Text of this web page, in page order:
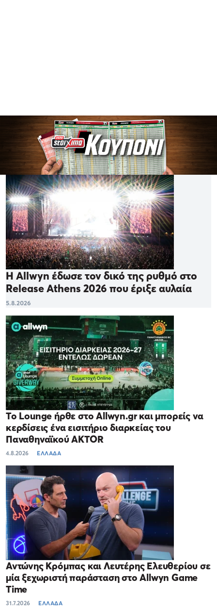
Η Allwyn έδωσε τον δικό της ρυθμό στο
Release Athens 2026 που έριξε αυλαία
5.8.2026
Το Lounge ήρθε στο Allwyn.gr και μπορείς να
κερδίσεις ένα εισιτήριο διαρκείας του
Παναθηναϊκού AKTOR
4.8.2026 ΕΛΛΑΔΑ
Αντώνης Κρόμπας και Λευτέρης Ελευθερίου σε
μία ξεχωριστή παράσταση στο Allwyn Game
Time
31.7.2026 ΕΛΛΑΔΑ